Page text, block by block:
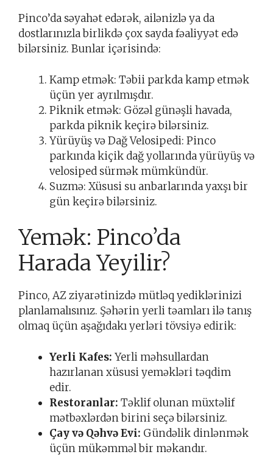
Pinco’da səyahət edərək, ailənizlə ya da
dostlarınızla birlikdə çox sayda fəaliyyət edə
bilərsiniz. Bunlar içərisində:
Kamp etmək: Təbii parkda kamp etmək
üçün yer ayrılmışdır.
Piknik etmək: Gözəl günəşli havada,
parkda piknik keçirə bilərsiniz.
Yürüyüş və Dağ Velosipedi: Pinco
parkında kiçik dağ yollarında yürüyüş və
velosiped sürmək mümkündür.
Suzmə: Xüsusi su anbarlarında yaxşı bir
gün keçirə bilərsiniz.
Yemək: Pinco’da
Harada Yeyilir?
Pinco, AZ ziyarətinizdə mütləq yediklərinizi
planlamalısınız. Şəhərin yerli təamları ilə tanış
olmaq üçün aşağıdakı yerləri tövsiyə edirik:
Yerli Kafes: Yerli məhsullardan
hazırlanan xüsusi yeməkləri təqdim
edir.
Restoranlar: Təklif olunan müxtəlif
mətbəxlərdən birini seçə bilərsiniz.
Çay və Qəhvə Evi: Gündəlik dinlənmək
üçün mükəmməl bir məkandır.